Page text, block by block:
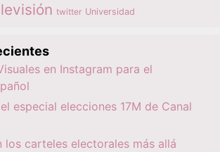
twitter Universidad
en Instagram para el
especial elecciones 17M de Canal
los carteles electorales más allá